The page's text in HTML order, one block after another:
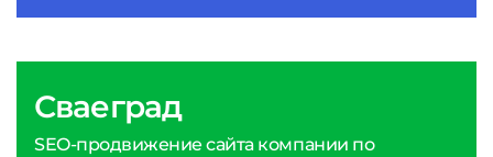
Сваеград
SEO-продвижение сайта компании по